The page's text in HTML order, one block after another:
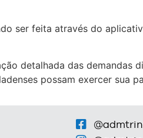
ser feita através do
detalhada das demandas
possam exercer sua